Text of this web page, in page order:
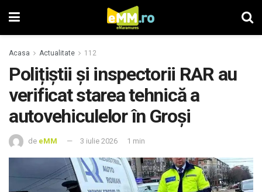
Acasa Actualitate 112
Polițiștii și inspectorii RAR au
verificat starea tehnică a
autovehiculelor în Groși
de eMM 3 iulie 2026 1 min